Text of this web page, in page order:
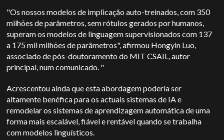
"Os nossos modelos de implicação auto-treinados, com 350
milhões de parâmetros, sem rótulos gerados por humanos,
superam os modelos de linguagem supervisionados com 137
a 175 mil milhões de parâmetros", afirmou Hongyin Luo,
associado de pós-doutoramento do MIT CSAIL, autor
principal, num comunicado. "
Acrescentou ainda que esta abordagem poderia ser
altamente benéfica para os actuais sistemas de IA e
remodelar os sistemas de aprendizagem automática de uma
forma mais escalável, fiável e rentável quando se trabalha
com modelos linguísticos.